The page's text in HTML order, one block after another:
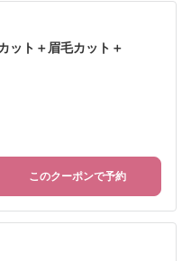
ット＋眉毛カット＋
このクーポンで予約